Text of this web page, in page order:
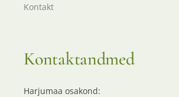
Kontakt
Kontaktandmed
Harjumaa osakond: